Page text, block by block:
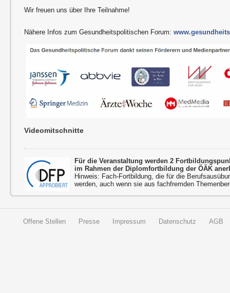
Wir freuen uns über Ihre Teilnahme!
Nähere Infos zum Gesundheitspolitischen Forum:
Videomitschnitte
Für die Veranstaltung werden 2
im Rahmen der Diplomfortbildung der ÖÄK
Hinweis: Fach-Fortbildung, die für die
werden, auch wenn sie aus fachfremden
Offene Stellen Presse Impressum Datenschutz AGB